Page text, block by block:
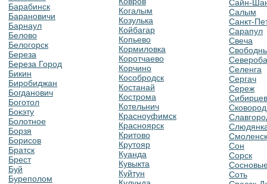
Барабинск
Барановичи
Барнаул
Белово
Белогорск
Береза
Береза Город
Бикин
Биробиджан
Богданович
Боготол
Бокэту
Болотное
Борзя
Борисов
Братск
Брест
Буй
Буреполом
Когалым
Козулька
Койбагар
Копьево
Кормиловка
Коротчаево
Корчино
Кособродск
Костанай
Кострома
Котельнич
Красноуфимск
Красноярск
Критово
Крутояр
Куанда
Кувыкта
Куйтун
Сайн-
Салым
Санкт-
Сарапул
Свеча
Селенга
Сергач
Сереж
Смоленск
Сон
Сорск
Соть